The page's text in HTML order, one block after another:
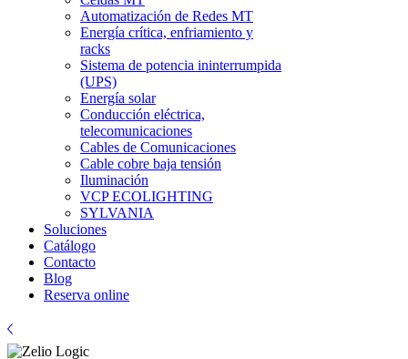
Automatización de Redes MT
Energía crítica, enfriamiento y
racks
Sistema de potencia ininterrumpida
(UPS)
Energía solar
Conducción eléctrica,
telecomunicaciones
Cables de Comunicaciones
Cable cobre baja tensión
Iluminación
VCP ECOLIGHTING
SYLVANIA
Soluciones
Catálogo
Contacto
Blog
Reserva online